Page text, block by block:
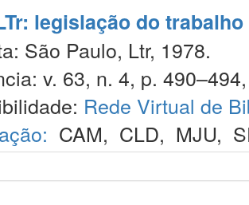
legislação do trabalho
São Paulo, Ltr, 1978.
v. 63, n. 4, p.
Rede Virtual de
CAM, CLD, MJU,